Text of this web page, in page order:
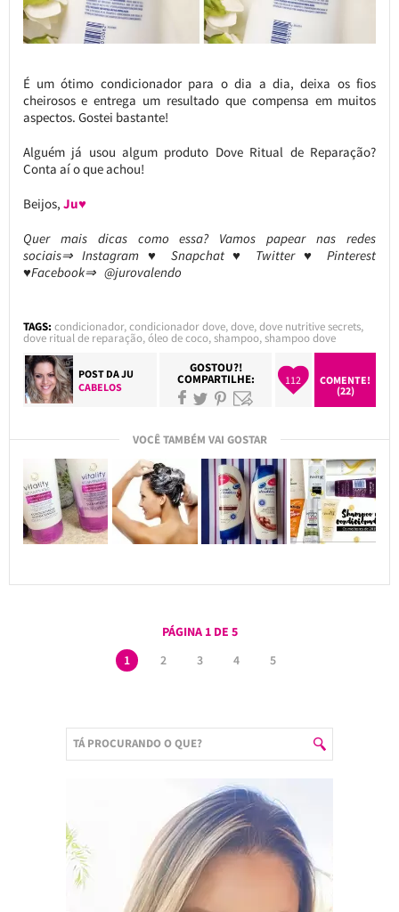
É um ótimo condicionador para o dia a dia, deixa os fios
cheirosos e entrega um resultado que compensa em muitos
aspectos. Gostei bastante!
Alguém já usou algum produto Dove Ritual de Reparação?
Conta aí o que achou!
Beijos, Ju♥
Quer mais dicas como essa? Vamos papear nas redes
sociais⇒ Instagram ♥ Snapchat ♥ Twitter ♥ Pinterest
♥Facebook⇒ @jurovalendo
TAGS: condicionador,condicionador dove,dove,dove nutritive secrets,
dove ritual de reparação,óleo de coco,shampoo,shampoo dove
POST DAJU
CABELOS
GOSTOU?!
COMPARTILHE: 112
COMENTE!
(22)
VOCÊ TAMBÉM VAI GOSTAR
PÁGINA 1 DE 5
1
2 3 4 5